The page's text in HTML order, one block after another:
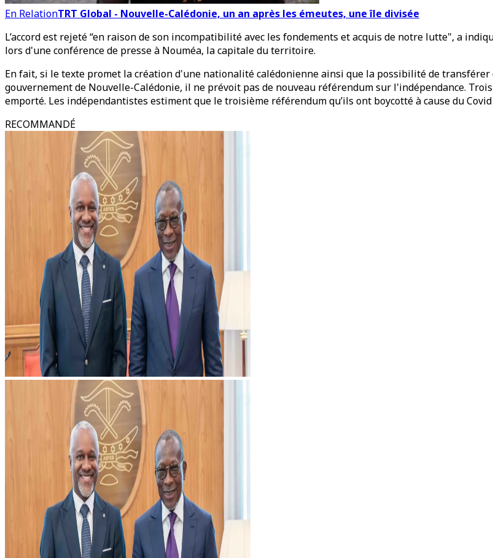
En RelationTRT Global - Nouvelle-Calédonie, un an après les émeutes, une île divisée
L’accord est rejeté “en raison de son incompatibilité avec les fondements et acquis de notre lutte", a
lors d'une conférence de presse à Nouméa, la capitale du territoire.
En fait, si le texte promet la création d'une nationalité calédonienne ainsi que la possibilité de
gouvernement de Nouvelle-Calédonie, il ne prévoit pas de nouveau référendum sur l'indépendance.
emporté. Les indépendantistes estiment que le troisième référendum qu’ils ont boycotté à cause du
RECOMMANDÉ